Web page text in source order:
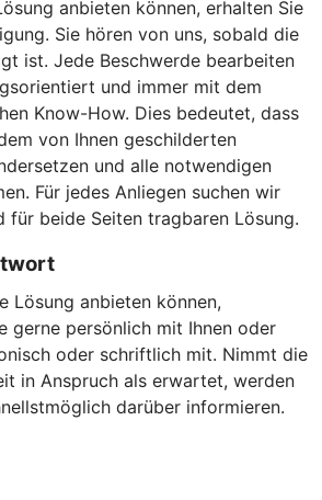
anbieten können, erhalten Sie
Sie hören von uns, sobald die
ist. Jede Beschwerde bearbeiten
und immer mit dem
Know-How. Dies bedeutet, dass
von Ihnen geschilderten
und alle notwendigen
Für jedes Anliegen suchen wir
für beide Seiten tragbaren Lösung.
Lösung anbieten können,
gerne persönlich mit Ihnen oder
oder schriftlich mit. Nimmt die
in Anspruch als erwartet, werden
darüber informieren.